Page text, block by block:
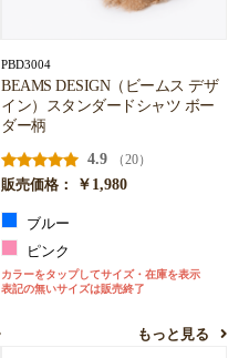
PBD3004
BEAMS DESIGN（ビームス デザ
イン）スタンダードシャツ ボー
ダー柄
4.9
（20）
販売価格：
￥1,980
ブルー
ピンク
カラーをタップしてサイズ・在庫を表示
表記の無いサイズは販売終了
もっと見る